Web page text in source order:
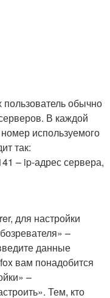
пользователь обычно
В каждой
используемого
так:
– ip-адрес сервера,
для настройки
–
данные
вам понадобится
–
Тем, кто